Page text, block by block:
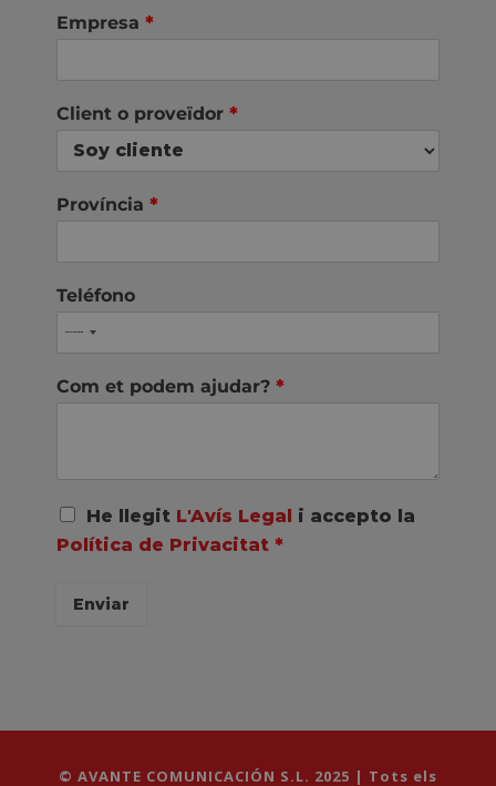
Empresa *
Client o proveïdor *
Província *
Teléfono
Com et podem ajudar? *
A
u
D
He llegit L'Avís Legal i accepto la
Política de Privacitat *
Enviar
© AVANTE COMUNICACIÓN S.L. 2025 | Tots els